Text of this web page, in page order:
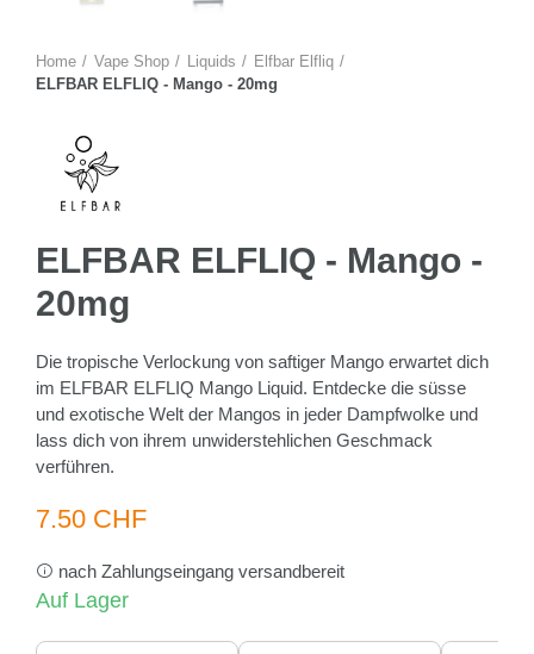
Home Vape Shop Liquids
Elfbar Elfliq
ELFBAR ELFLIQ - Mango - 20mg
ELFBAR ELFLIQ - Mango -
20mg
Die tropische Verlockung von saftiger Mango erwartet dich
im ELFBAR ELFLIQ Mango Liquid. Entdecke die süsse
und exotische Welt der Mangos in jeder Dampfwolke und
lass dich von ihrem unwiderstehlichen Geschmack
verführen.
7.50 CHF
nach Zahlungseingang versandbereit
Auf Lager